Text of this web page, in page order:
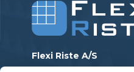
Flexi Riste A/S